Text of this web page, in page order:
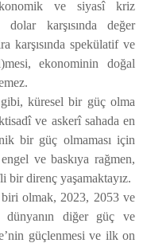
ve siyasî kriz
dolar karşısında değer
karşısında spekülatif ve
ekonominin doğal
küresel bir güç olma
ve askerî sahada en
bir güç olmaması için
ve baskıya rağmen,
bir direnç yaşamaktayız.
olmak, 2023, 2053 ve
diğer güç ve
güçlenmesi ve ilk on